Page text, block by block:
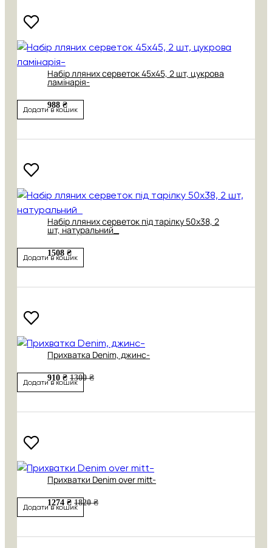
Набір лляних серветок 45х45, 2 шт, цукрова
ламінарія-
988 ₴
Додати в кошик
Набір лляних серветок під тарілку 50х38, 2
шт, натуральний_
1508 ₴
Додати в кошик
Прихватка Denim, джинс-
910 ₴ 1300 ₴
Додати в кошик
Прихватки Denim over mitt-
1274 ₴ 1820 ₴
Додати в кошик